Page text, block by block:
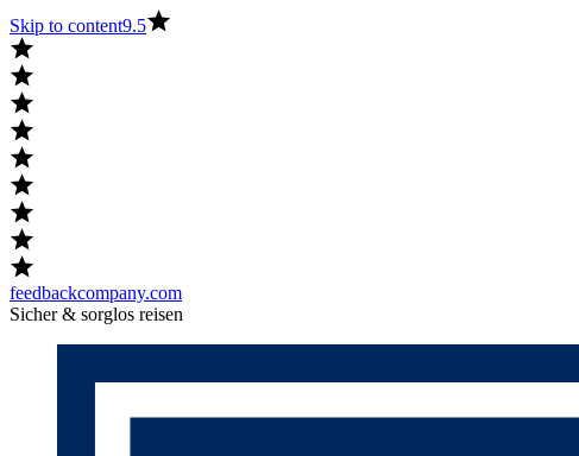
Skip to content9.5
feedbackcompany.com
Sicher & sorglos reisen